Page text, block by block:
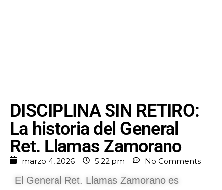
DISCIPLINA SIN RETIRO:
La historia del General
Ret. Llamas Zamorano
marzo 4, 2026 5:22 pm No Comments
El General Ret. Llamas Zamorano es